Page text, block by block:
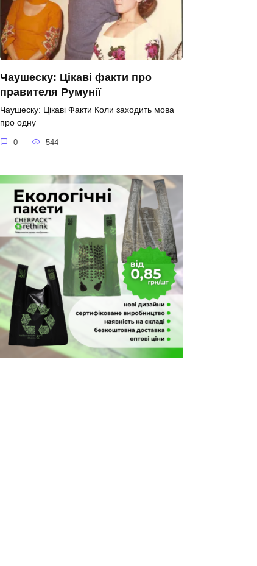
Чаушеску: Цікаві факти про
правителя Румунії
Чаушеску: Цікаві Факти Коли заходить мова
про одну
0 544